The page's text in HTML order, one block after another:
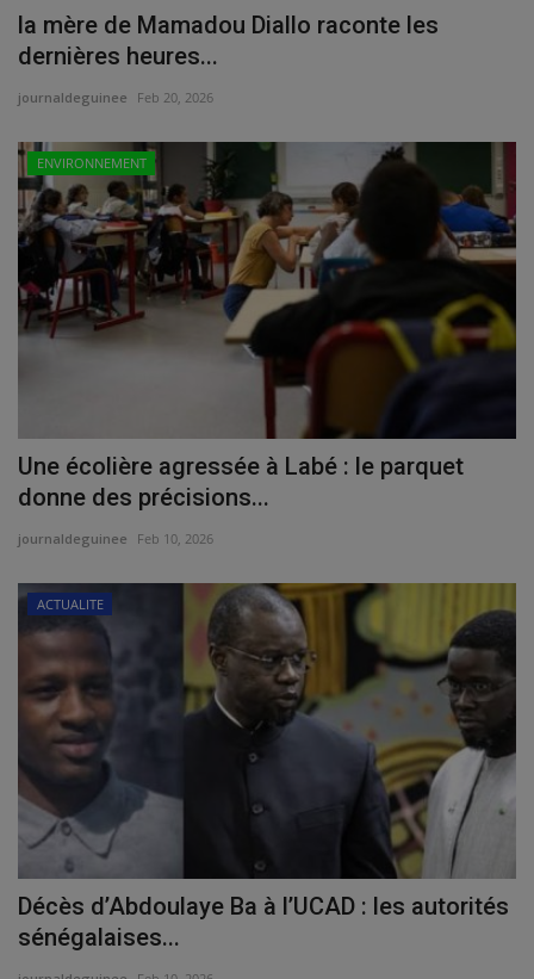
la mère de Mamadou Diallo raconte les
dernières heures...
journaldeguinee Feb 20, 2026
ENVIRONNEMENT
Une écolière agressée à Labé : le parquet
donne des précisions...
journaldeguinee Feb 10, 2026
ACTUALITE
Décès d’Abdoulaye Ba à l’UCAD : les autorités
sénégalaises...